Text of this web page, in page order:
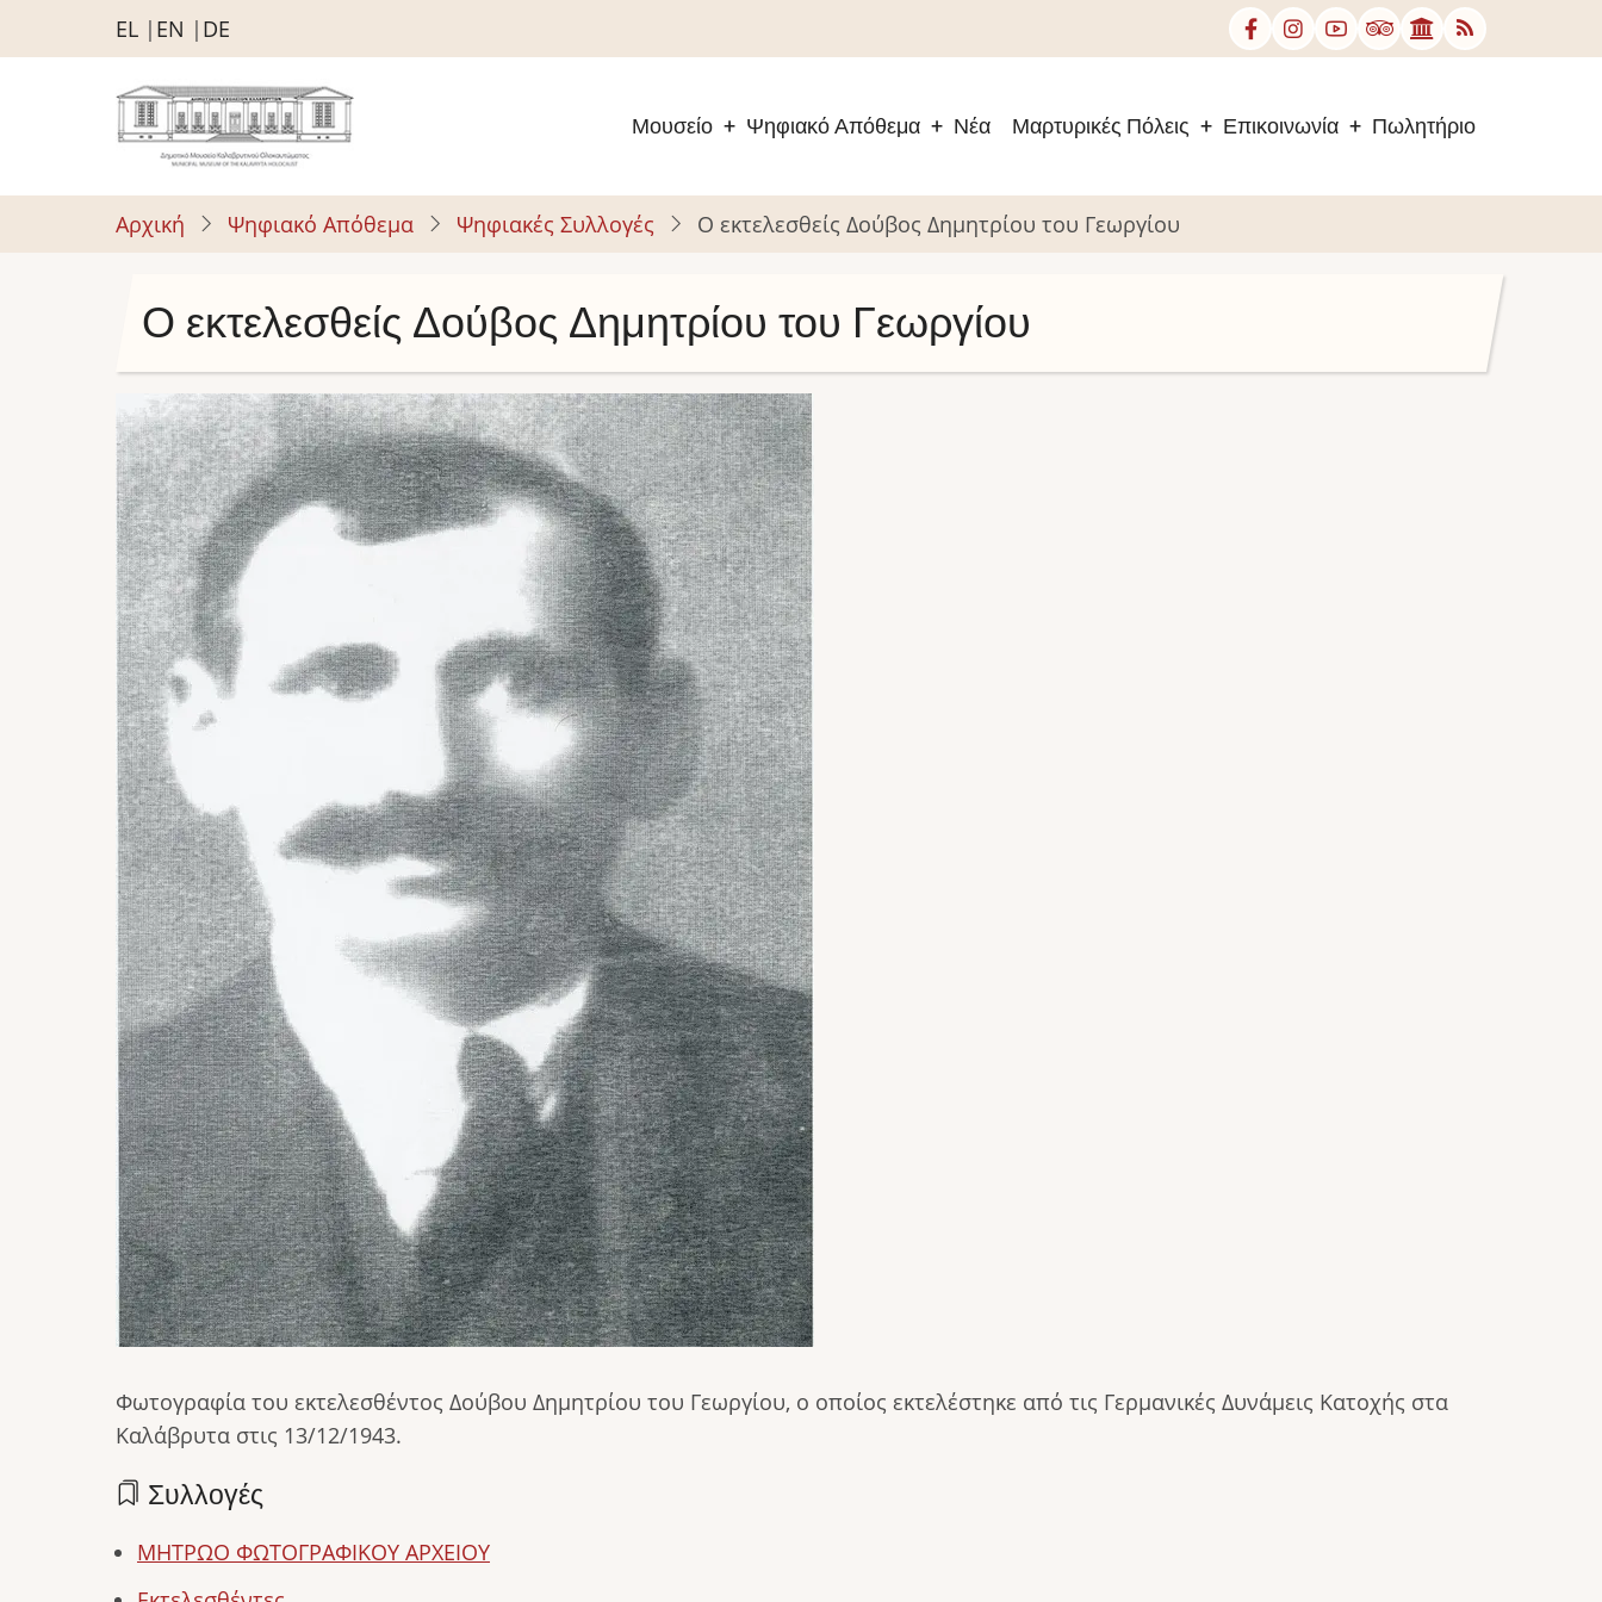
Παράκαμψη
προς
περιεχόμενο
EL EN DE
Μουσείο Ψηφιακό Απόθεμα Νέα Μαρτυρικές Πόλεις Επικοινωνία Πωλητήριο
Αρχική Ψηφιακό Απόθεμα Ψηφιακές Συλλογές Ο εκτελεσθείς Δούβος Δημητρίου του Γεωργίου
Ο εκτελεσθείς Δούβος Δημητρίου του Γεωργίου
Image
Φωτογραφία του εκτελεσθέντος Δούβου Δημητρίου του Γεωργίου, ο οποίος εκτελέστηκε από τις Γερμανικές Δυνάμεις Κατοχής στα
Καλάβρυτα στις 13/12/1943.
Συλλογές
ΜΗΤΡΩΟ ΦΩΤΟΓΡΑΦΙΚΟΥ ΑΡΧΕΙΟΥ